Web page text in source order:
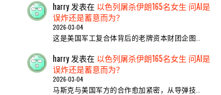
harry发表在 以色列屠杀伊朗165名女生 问AI是
误炸还是蓄意而为？
2026-03-04
这是美国军工复合体背后的老牌资本财团企图…
harry发表在 以色列屠杀伊朗165名女生 问AI是
误炸还是蓄意而为？
2026-03-04
马斯克与美国军方的合作愈加紧密，从导弹技…